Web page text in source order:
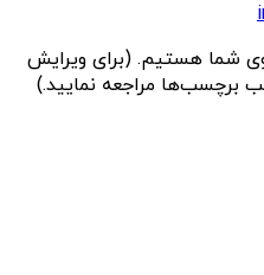
پاسخگوی شما هستیم. (برای ویرایش
برچسب‌ها مراجعه نمایید.)